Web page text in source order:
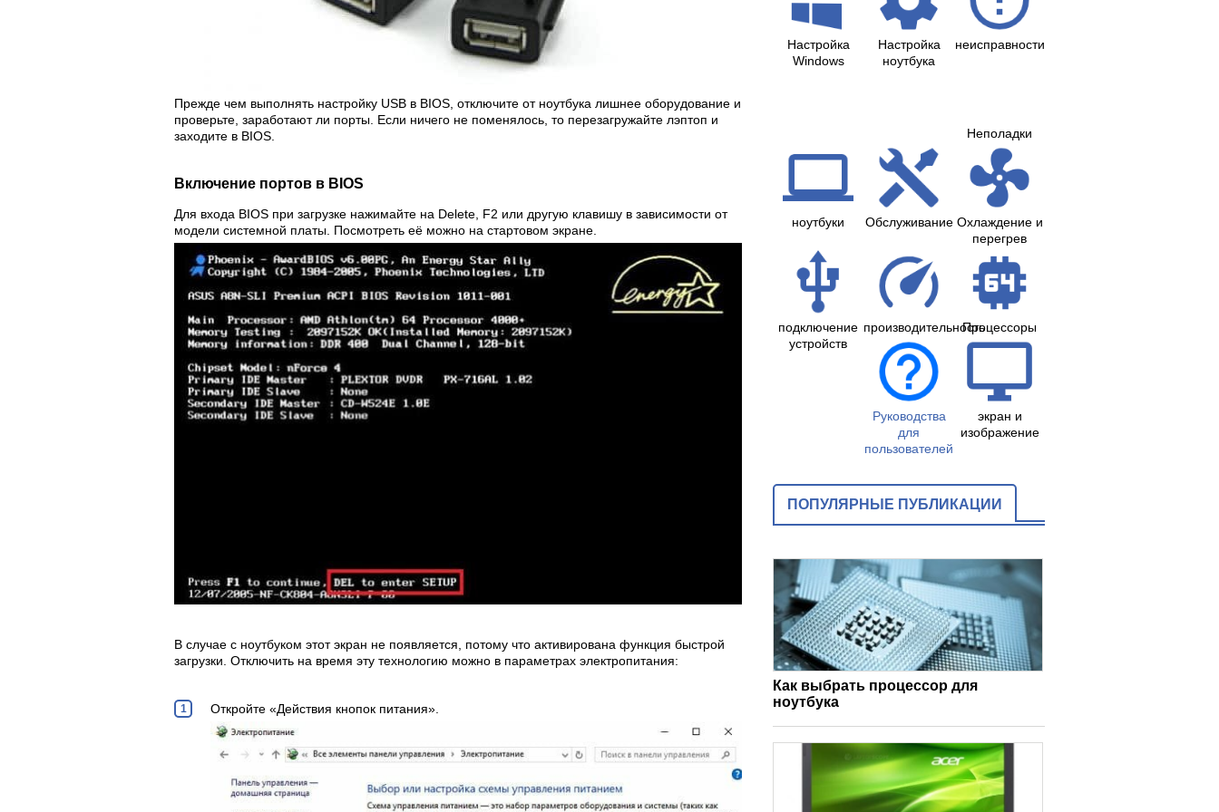
Прежде чем выполнять настройку USB в BIOS, отключите от ноутбука лишнее оборудование и
проверьте, заработают ли порты. Если ничего не поменялось, то перезагружайте лэптоп и
заходите в BIOS.
Включение портов в BIOS
Для входа BIOS при загрузке нажимайте на Delete, F2 или другую клавишу в зависимости от
модели системной платы. Посмотреть её можно на стартовом экране.
В случае с ноутбуком этот экран не появляется, потому что активирована функция быстрой
загрузки. Отключить на время эту технологию можно в параметрах электропитания:
Откройте «Действия кнопок питания».
Настройка
Windows
Настройка
ноутбука
неисправности
Неполадки
ноутбуки Обслуживание Охлаждение и
перегрев
подключение
устройств
производительностьПроцессоры
Руководства
для
пользователей
экран и
изображение
ПОПУЛЯРНЫЕ ПУБЛИКАЦИИ
Как выбрать процессор для
ноутбука